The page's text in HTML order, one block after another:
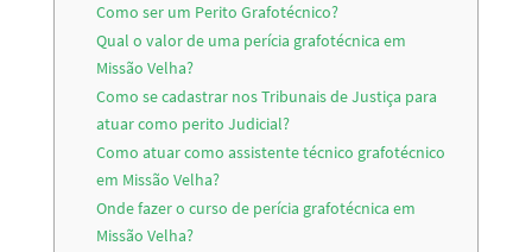
Como ser um Perito Grafotécnico?
Qual o valor de uma perícia grafotécnica em
Missão Velha?
Como se cadastrar nos Tribunais de Justiça para
atuar como perito Judicial?
Como atuar como assistente técnico grafotécnico
em Missão Velha?
Onde fazer o curso de perícia grafotécnica em
Missão Velha?